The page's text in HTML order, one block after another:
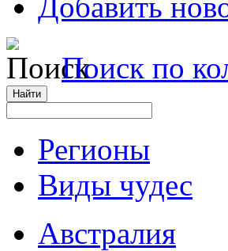
Поиск по
Регионы
Виды чудес
Австралия